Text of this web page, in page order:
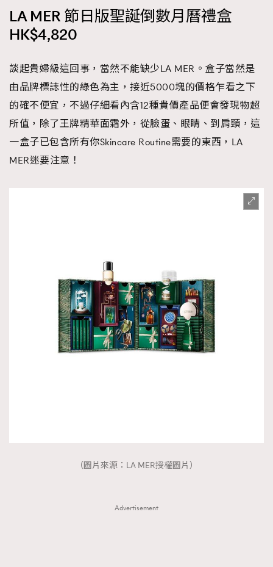
LA MER 節日版聖誕倒數月曆禮盒
HK$4,820
談起貴婦級這回事，當然不能缺少LA MER。盒子當然是
由品牌標誌性的綠色為主，接近5000塊的價格乍看之下
的確不便宜，不過仔細看內含12種貴價產品便會發現物超
所值，除了王牌精華面霜外，從臉蛋、眼睛、到肩頸，這
一盒子已包含所有你Skincare Routine需要的東西，LA
MER迷要注意！
（圖片來源：LA MER授權圖片）
Advertisement